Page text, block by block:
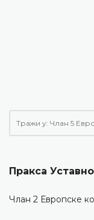
Пракса
Члан 2 Европске